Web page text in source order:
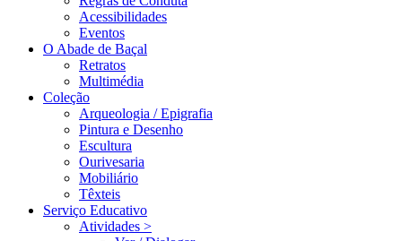
Acessibilidades
Eventos
O Abade de Baçal
Retratos
Multimédia
Coleção
Arqueologia / Epigrafia
Pintura e Desenho
Escultura
Ourivesaria
Mobiliário
Têxteis
Serviço Educativo
Atividades >